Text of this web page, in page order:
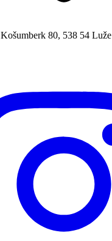
Košumberk 80, 538 54 Luže